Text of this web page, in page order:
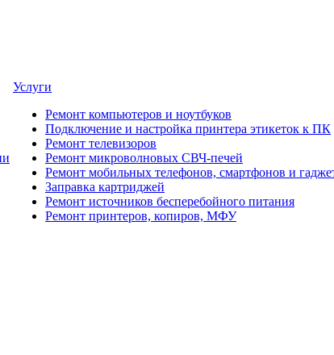
Услуги
Ремонт компьютеров и ноутбуков
Подключение и настройка принтера этикеток к ПК
Ремонт телевизоров
Ремонт микроволновых СВЧ-печей
Ремонт мобильных телефонов, смартфонов и
Заправка картриджей
Ремонт источников бесперебойного питания
Ремонт принтеров, копиров, МФУ